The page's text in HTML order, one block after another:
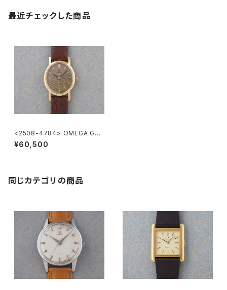
最近チェックした商品
<2508-4784> OMEGA Gen
eve
¥60,500
同じカテゴリの商品